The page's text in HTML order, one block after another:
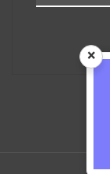
×